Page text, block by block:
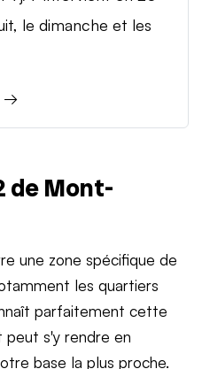
le dimanche et les
→
de Mont-
une zone spécifique de
les quartiers
parfaitement cette
peut s'y rendre en
base la plus proche.